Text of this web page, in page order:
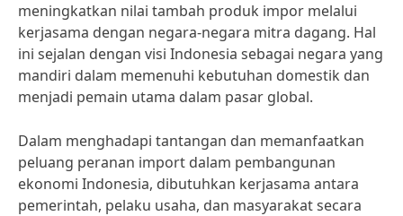
meningkatkan nilai tambah produk impor melalui
kerjasama dengan negara-negara mitra dagang. Hal
ini sejalan dengan visi Indonesia sebagai negara yang
mandiri dalam memenuhi kebutuhan domestik dan
menjadi pemain utama dalam pasar global.
Dalam menghadapi tantangan dan memanfaatkan
peluang peranan import dalam pembangunan
ekonomi Indonesia, dibutuhkan kerjasama antara
pemerintah, pelaku usaha, dan masyarakat secara